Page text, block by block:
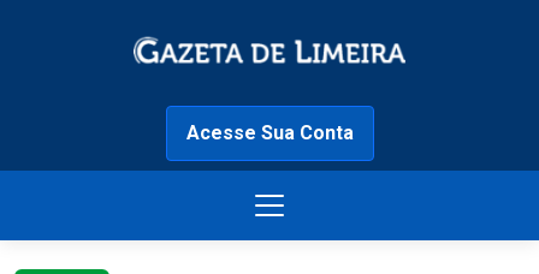
Acesse Sua Conta